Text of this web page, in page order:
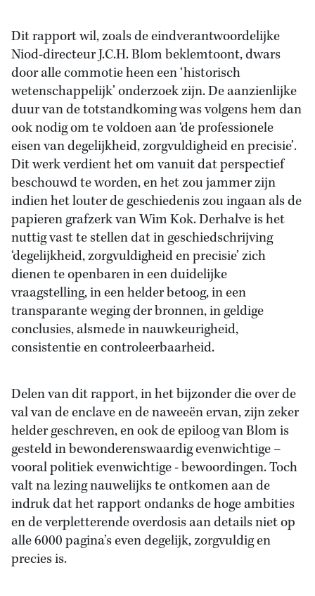
Dit rapport wil, zoals de eindverantwoordelijke
Niod-directeur J.C.H. Blom beklemtoont, dwars
door alle commotie heen een ‘historisch
wetenschappelijk’ onderzoek zijn. De aanzienlijke
duur van de totstandkoming was volgens hem dan
ook nodig om te voldoen aan ‘de professionele
eisen van degelijkheid, zorgvuldigheid en precisie’.
Dit werk verdient het om vanuit dat perspectief
beschouwd te worden, en het zou jammer zijn
indien het louter de geschiedenis zou ingaan als de
papieren grafzerk van Wim Kok. Derhalve is het
nuttig vast te stellen dat in geschiedschrijving
‘degelijkheid, zorgvuldigheid en precisie’ zich
dienen te openbaren in een duidelijke
vraagstelling, in een helder betoog, in een
transparante weging der bronnen, in geldige
conclusies, alsmede in nauwkeurigheid,
consistentie en controleerbaarheid.
Delen van dit rapport, in het bijzonder die over de
val van de enclave en de naweeën ervan, zijn zeker
helder geschreven, en ook de epiloog van Blom is
gesteld in bewonderenswaardig evenwichtige –
vooral politiek evenwichtige - bewoordingen. Toch
valt na lezing nauwelijks te ontkomen aan de
indruk dat het rapport ondanks de hoge ambities
en de verpletterende overdosis aan details niet op
alle 6000 pagina’s even degelijk, zorgvuldig en
precies is.